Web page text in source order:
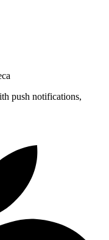
push notifications,